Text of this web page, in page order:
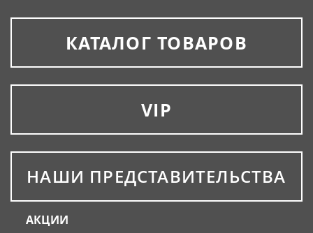
КАТАЛОГ ТОВАРОВ
VIP
НАШИ ПРЕДСТАВИТЕЛЬСТВА
АКЦИИ